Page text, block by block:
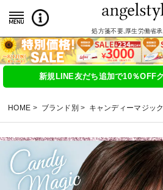
処方箋不要,厚生労働省
新規LINE友だち追加で10％OFF
HOME ブランド別 キャンディーマジック